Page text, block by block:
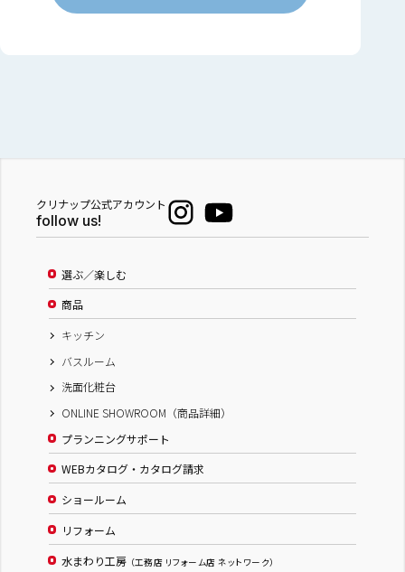
クリナップ公式アカウント
follow us!
選ぶ／楽しむ
商品
キッチン
バスルーム
洗面化粧台
ONLINE SHOWROOM（商品詳細）
プランニングサポート
WEBカタログ・カタログ請求
ショールーム
リフォーム
水まわり工房 （工務店 リフォーム店 ネットワーク）